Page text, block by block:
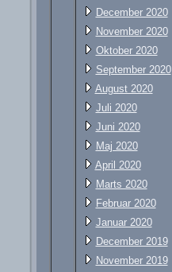
December 2020
November 2020
Oktober 2020
September 2020
August 2020
Juli 2020
Juni 2020
Maj 2020
April 2020
Marts 2020
Februar 2020
Januar 2020
December 2019
November 2019